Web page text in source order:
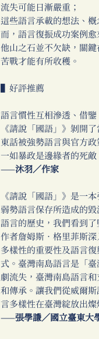
流失可能日漸嚴重；
這些語言承載的想法、
而，語言復振成功案例愈
他山之石並不欠缺，關
苦戰才能有所收穫。
▌好評推薦
語言慣性互相滲透、借
《請說「國語」》剝開
東話被強勢語言與官方
一如暴政是邊緣者的死敵
——沐羽／作家
《請說「國語」》是一
弱勢語言保存所造成的
語言的歷史，我們看到
作者詹姆斯．格里菲斯
多樣性的重要性及語言
式。臺灣南島語言是「
劇流失，臺灣南島語言
和傳承。讓我們從威爾
言多樣性在臺灣綻放出
——張學謙／國立臺東大